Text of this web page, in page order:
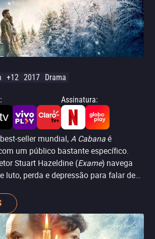
+12 2017 Drama
: Assinatura:
seller mundial,A Cabanaé
um público bastante específico.
Stuart Hazeldine (Exame) navega
luto, perda e depressão para falar de
um pai (Sam Worthington) que
morte repentina da filha. Emocionante
em temas como fé, religiosidade
metragem tenta não passar batido pelo
lições de vida e luto ao longo de